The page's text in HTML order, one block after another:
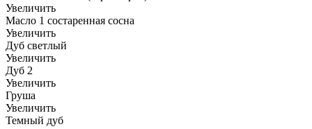
Увеличить
Масло 1 состаренная сосна
Увеличить
Дуб светлый
Увеличить
Дуб 2
Увеличить
Груша
Увеличить
Темный дуб